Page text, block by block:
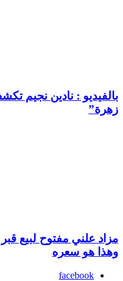
بالفيديو : نادين نجيم
زهرة”
مزاد علني مفتوح لبيع
وهذا هو سعره
facebook